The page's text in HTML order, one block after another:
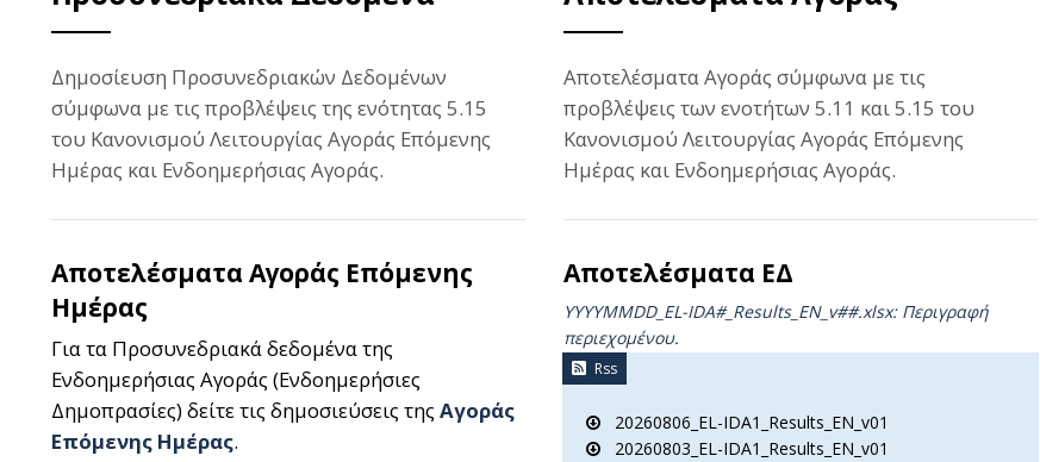
Δημοσίευση Προσυνεδριακών Δεδομένων
σύμφωνα με τις προβλέψεις της ενότητας 5.15
του Κανονισμού Λειτουργίας Αγοράς Επόμενης
Ημέρας και Ενδοημερήσιας Αγοράς.
Αποτελέσματα Αγοράς Επόμενης
Ημέρας
Για τα Προσυνεδριακά δεδομένα της
Ενδοημερήσιας Αγοράς (Ενδοημερήσιες
Δημοπρασίες) δείτε τις δημοσιεύσεις της Αγοράς
Επόμενης Ημέρας.
Αποτελέσματα Αγοράς σύμφωνα με τις
προβλέψεις των ενοτήτων 5.11 και 5.15 του
Κανονισμού Λειτουργίας Αγοράς Επόμενης
Ημέρας και Ενδοημερήσιας Αγοράς.
Αποτελέσματα ΕΔ
YYYYMMDD_EL-IDA#_Results_ΕΝ_v##.xlsx: Περιγραφή
περιεχομένου.
Rss
20260806_EL-IDA1_Results_EN_v01
20260803_EL-IDA1_Results_EN_v01